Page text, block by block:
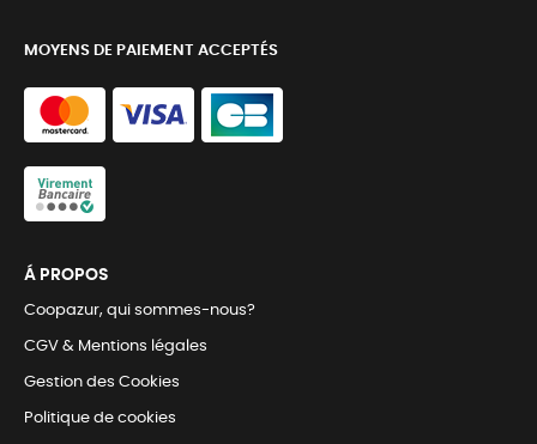
MOYENS DE PAIEMENT ACCEPTÉS
Á PROPOS
Coopazur, qui sommes-nous?
CGV & Mentions légales
Gestion des Cookies
Politique de cookies